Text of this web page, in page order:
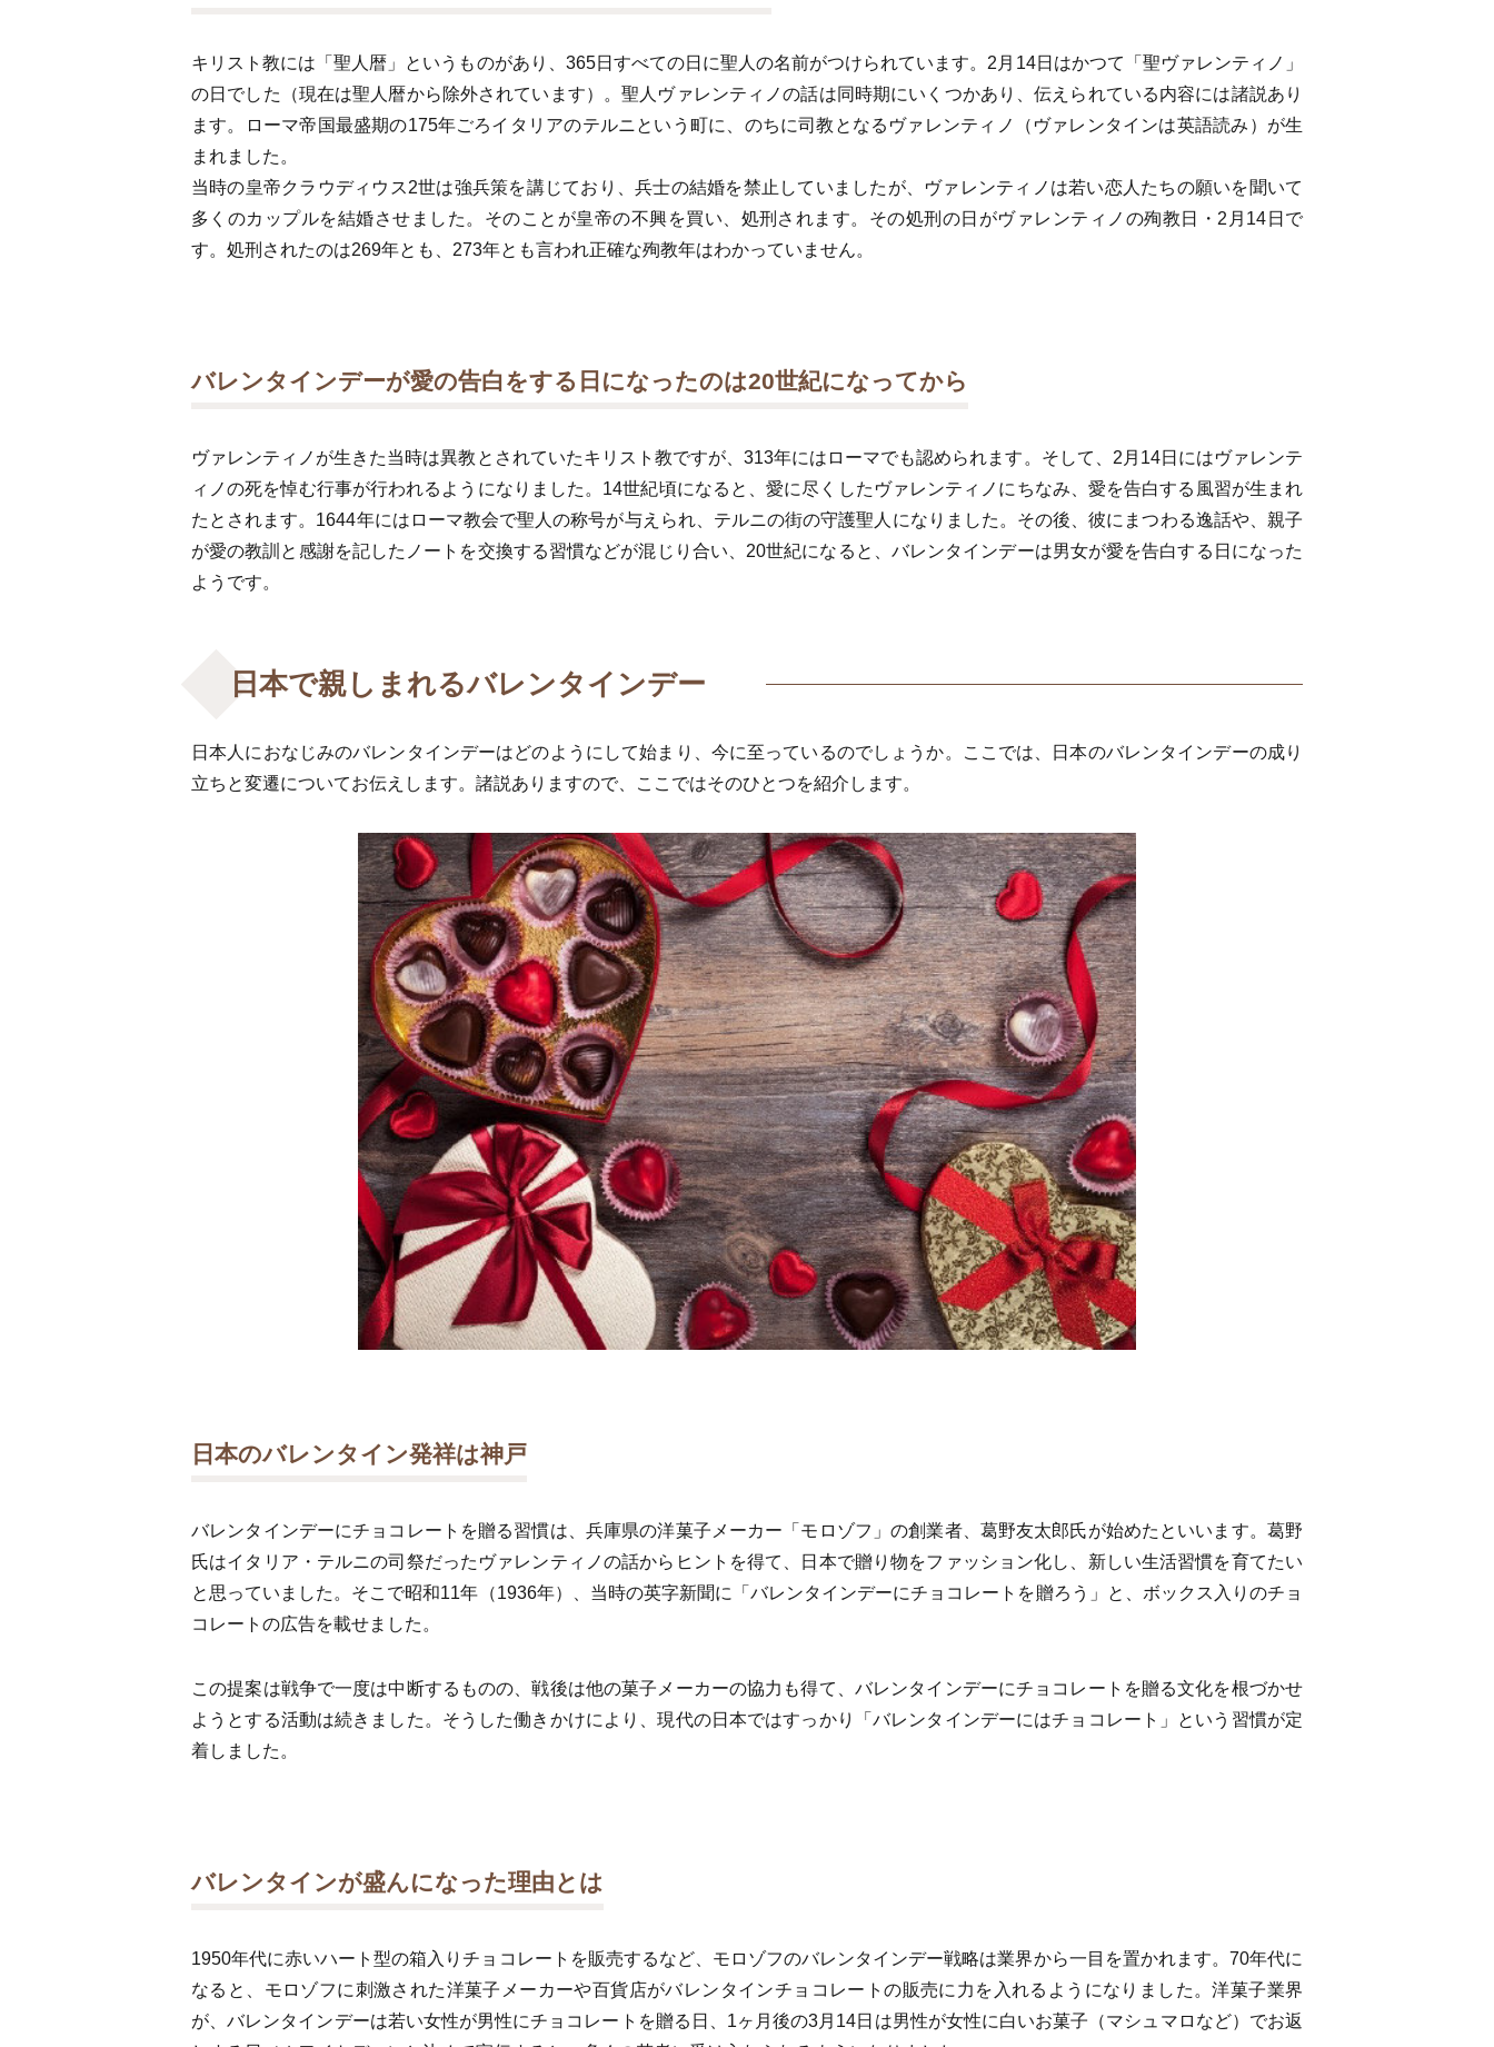
キリスト教には「聖人暦」というものがあり、365日すべての日に聖人の名前がつけられています。2月14日はかつて「聖ヴァレンティノ」
の日でした（現在は聖人暦から除外されています）。聖人ヴァレンティノの話は同時期にいくつかあり、伝えられている内容には諸説あり
ます。ローマ帝国最盛期の175年ごろイタリアのテルニという町に、のちに司教となるヴァレンティノ（ヴァレンタインは英語読み）が生
まれました。
当時の皇帝クラウディウス2世は強兵策を講じており、兵士の結婚を禁止していましたが、ヴァレンティノは若い恋人たちの願いを聞いて
多くのカップルを結婚させました。そのことが皇帝の不興を買い、処刑されます。その処刑の日がヴァレンティノの殉教日・2月14日で
す。処刑されたのは269年とも、273年とも言われ正確な殉教年はわかっていません。
バレンタインデーが愛の告白をする日になったのは20世紀になってから
ヴァレンティノが生きた当時は異教とされていたキリスト教ですが、313年にはローマでも認められます。そして、2月14日にはヴァレンテ
ィノの死を悼む行事が行われるようになりました。14世紀頃になると、愛に尽くしたヴァレンティノにちなみ、愛を告白する風習が生まれ
たとされます。1644年にはローマ教会で聖人の称号が与えられ、テルニの街の守護聖人になりました。その後、彼にまつわる逸話や、親子
が愛の教訓と感謝を記したノートを交換する習慣などが混じり合い、20世紀になると、バレンタインデーは男女が愛を告白する日になった
ようです。
日本で親しまれるバレンタインデー
日本人におなじみのバレンタインデーはどのようにして始まり、今に至っているのでしょうか。ここでは、日本のバレンタインデーの成り
立ちと変遷についてお伝えします。諸説ありますので、ここではそのひとつを紹介します。
日本のバレンタイン発祥は神戸
バレンタインデーにチョコレートを贈る習慣は、兵庫県の洋菓子メーカー「モロゾフ」の創業者、葛野友太郎氏が始めたといいます。葛野
氏はイタリア・テルニの司祭だったヴァレンティノの話からヒントを得て、日本で贈り物をファッション化し、新しい生活習慣を育てたい
と思っていました。そこで昭和11年（1936年）、当時の英字新聞に「バレンタインデーにチョコレートを贈ろう」と、ボックス入りのチョ
コレートの広告を載せました。
この提案は戦争で一度は中断するものの、戦後は他の菓子メーカーの協力も得て、バレンタインデーにチョコレートを贈る文化を根づかせ
ようとする活動は続きました。そうした働きかけにより、現代の日本ではすっかり「バレンタインデーにはチョコレート」という習慣が定
着しました。
バレンタインが盛んになった理由とは
1950年代に赤いハート型の箱入りチョコレートを販売するなど、モロゾフのバレンタインデー戦略は業界から一目を置かれます。70年代に
なると、モロゾフに刺激された洋菓子メーカーや百貨店がバレンタインチョコレートの販売に力を入れるようになりました。洋菓子業界
が、バレンタインデーは若い女性が男性にチョコレートを贈る日、1ヶ月後の3月14日は男性が女性に白いお菓子（マシュマロなど）でお返